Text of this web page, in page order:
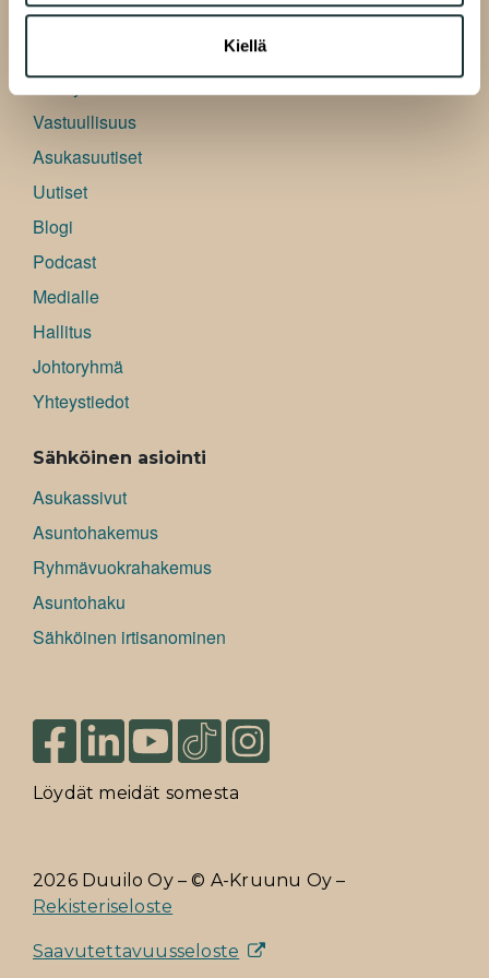
Kiellä
Yleistä
Kehityshankkeet
Vastuullisuus
Asukasuutiset
Uutiset
Blogi
Podcast
Medialle
Hallitus
Johtoryhmä
Yhteystiedot
Sähköinen asiointi
Asukassivut
Asuntohakemus
Ryhmävuokrahakemus
Asuntohaku
Sähköinen irtisanominen
Löydät meidät somesta
2026 Duuilo Oy – © A-Kruunu Oy –
Rekisteriseloste
Saavutettavuusseloste